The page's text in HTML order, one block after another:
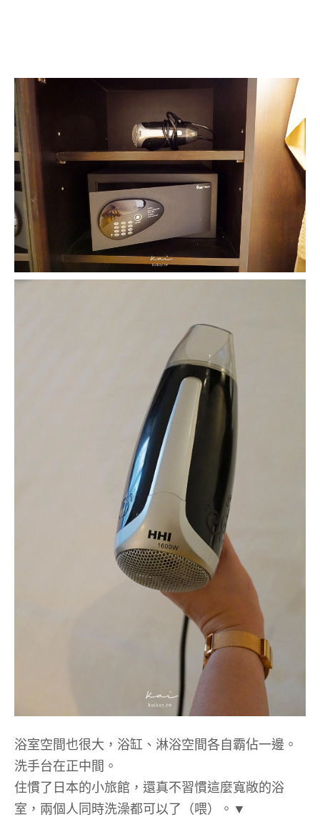
浴室空間也很大，浴缸、淋浴空間各自霸佔一邊。
洗手台在正中間。
住慣了日本的小旅館，還真不習慣這麼寬敞的浴
室，兩個人同時洗澡都可以了（喂）。▼